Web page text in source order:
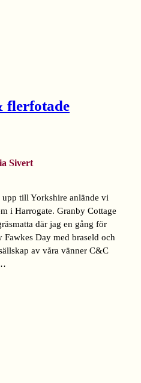
flerfotade
Sivert
upp till Yorkshire anlände vi
i Harrogate. Granby Cottage
där jag en gång för
Fawkes Day med braseld och
av våra vänner C&C